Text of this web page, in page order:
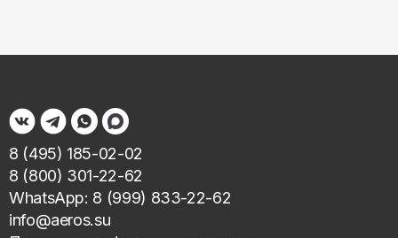
8 (495) 185-02-02
8 (800) 301-22-62
WhatsApp: 8 (999) 833-22-62
info@aeros.su